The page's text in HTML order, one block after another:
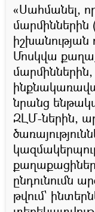
«Սահմանել,
իշխանության
Մոսկվա
նրանց
ԶԼՄ-ներին,
ընդունումն
թվում`